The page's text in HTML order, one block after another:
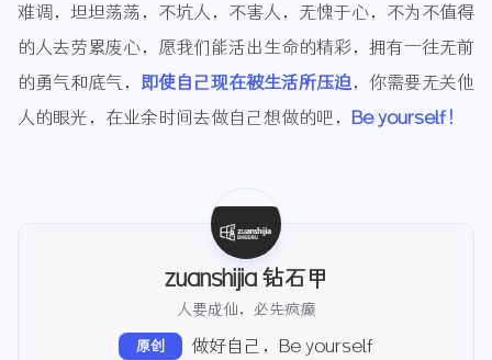
难调，坦坦荡荡，不坑人，不害人，无愧于心，不为不值得
的人去劳累废心，愿我们能活出生命的精彩，拥有一往无前
的勇气和底气， 即使自己现在被生活所压迫，你需要无关他
人的眼光，在业余时间去做自己想做的吧， Be yourself！
zuanshijia 钻石甲
人要成仙，必先疯癫
原创 做好自己，Be yourself